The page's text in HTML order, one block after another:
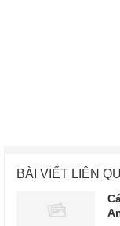
BÀI VIẾT LIÊN